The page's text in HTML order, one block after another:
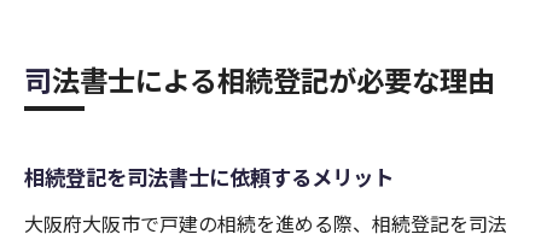
司法書士による相続登記が必要な理由
相続登記を司法書士に依頼するメリット
大阪府大阪市で戸建の相続を進める際、相続登記を司法